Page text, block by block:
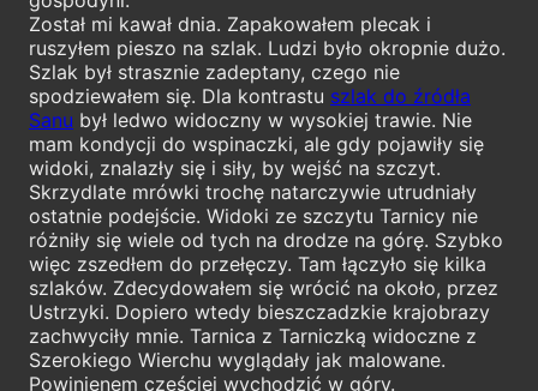
Został mi kawał dnia. Zapakowałem plecak i
ruszyłem pieszo na szlak. Ludzi było okropnie dużo.
Szlak był strasznie zadeptany, czego nie
spodziewałem się. Dla kontrastu szlak do źródła
Sanu był ledwo widoczny w wysokiej trawie. Nie
mam kondycji do wspinaczki, ale gdy pojawiły się
widoki, znalazły się i siły, by wejść na szczyt.
Skrzydlate mrówki trochę natarczywie utrudniały
ostatnie podejście. Widoki ze szczytu Tarnicy nie
różniły się wiele od tych na drodze na górę. Szybko
więc zszedłem do przełęczy. Tam łączyło się kilka
szlaków. Zdecydowałem się wrócić na około, przez
Ustrzyki. Dopiero wtedy bieszczadzkie krajobrazy
zachwyciły mnie. Tarnica z Tarniczką widoczne z
Szerokiego Wierchu wyglądały jak malowane.
Powinienem częściej wychodzić w góry.